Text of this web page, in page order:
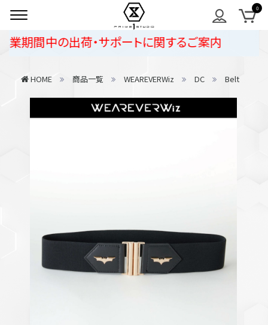
中の出荷・サポートに関するご案内
HOME 商品一覧 WEAREVERWiz DC Belt